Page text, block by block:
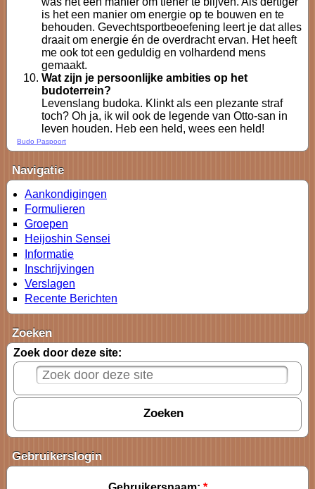
is het een manier om energie op te bouwen en te
behouden. Gevechtsportbeoefening leert je dat alles
draait om energie én de overdracht ervan. Het heeft
me ook tot een geduldig en volhardend mens
gemaakt.
Wat zijn je persoonlijke ambities op het
budoterrein?
Levenslang budoka. Klinkt als een plezante straf
toch? Oh ja, ik wil ook de legende van Otto-san in
leven houden. Heb een held, wees een held!
Budo Paspoort
Navigatie
Aankondigingen
Formulieren
Groepen
Heijoshin Sensei
Informatie
Inschrijvingen
Verslagen
Recente Berichten
Zoeken
Zoek door deze site:
Gebruikerslogin